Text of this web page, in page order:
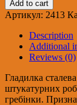
нержавіючим
покриттям
пластикова
ручка
130*280
Сталь
37017
quantity
Add to cart
Артикул: 2413
Description
Additional
Reviews (0)
Гладилка
штукатурних
гребінки.